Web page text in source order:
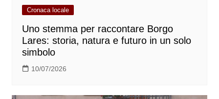
Cronaca locale
Uno stemma per raccontare Borgo
Lares: storia, natura e futuro in un solo
simbolo
10/07/2026